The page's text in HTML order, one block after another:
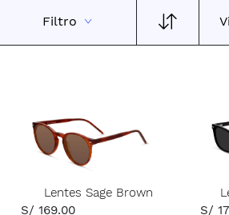
Filtro
Lentes Sage Brown
S/ 169.00
S/